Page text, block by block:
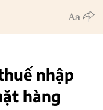
nhập
hàng